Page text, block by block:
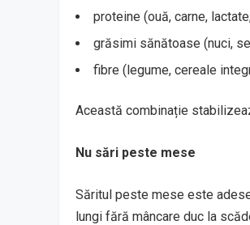
proteine (ouă, carne,
grăsimi sănătoase (nuci,
fibre (legume, cereale
Această combinație
Nu sări peste mese
Săritul peste mese este
lungi fără mâncare duc la